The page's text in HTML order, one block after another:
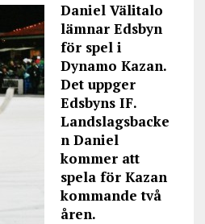
Daniel Välitalo
lämnar Edsbyn
för spel i
Dynamo Kazan.
Det uppger
Edsbyns IF.
Landslagsbacke
n Daniel
kommer att
spela för Kazan
kommande två
åren.